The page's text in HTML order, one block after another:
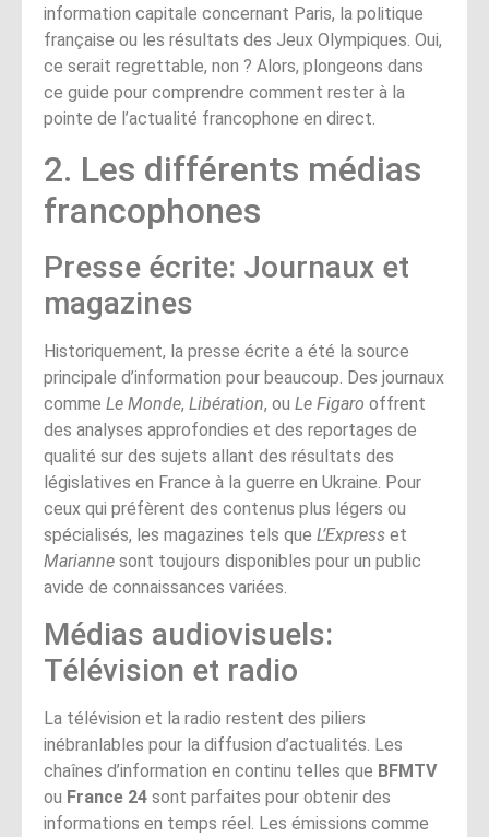
information capitale concernant Paris, la politique
française ou les résultats des Jeux Olympiques. Oui,
ce serait regrettable, non ? Alors, plongeons dans
ce guide pour comprendre comment rester à la
pointe de l’actualité francophone en direct.
2. Les différents médias
francophones
Presse écrite: Journaux et
magazines
Historiquement, la presse écrite a été la source
principale d’information pour beaucoup. Des journaux
comme Le Monde, Libération, ou Le Figaro offrent
des analyses approfondies et des reportages de
qualité sur des sujets allant des résultats des
législatives en France à la guerre en Ukraine. Pour
ceux qui préfèrent des contenus plus légers ou
spécialisés, les magazines tels que L’Express et
Marianne sont toujours disponibles pour un public
avide de connaissances variées.
Médias audiovisuels:
Télévision et radio
La télévision et la radio restent des piliers
inébranlables pour la diffusion d’actualités. Les
chaînes d’information en continu telles que BFMTV
ou France 24 sont parfaites pour obtenir des
informations en temps réel. Les émissions comme